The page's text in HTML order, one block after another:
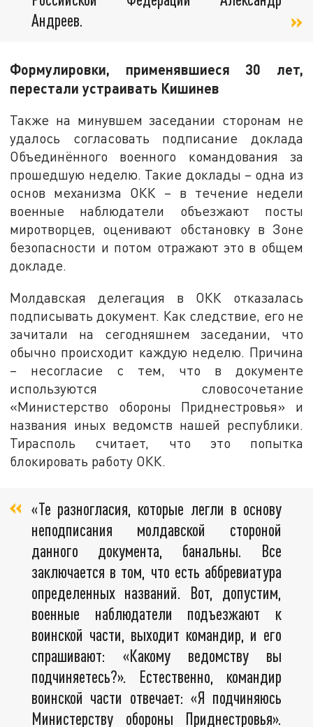
Андреев.
Формулировки, применявшиеся 30 лет,
перестали устраивать Кишинев
Также на минувшем заседании сторонам не
удалось согласовать подписание доклада
Объединённого военного командования за
прошедшую неделю. Такие доклады – одна из
основ механизма ОКК – в течение недели
военные наблюдатели объезжают посты
миротворцев, оценивают обстановку в Зоне
безопасности и потом отражают это в общем
докладе.
Молдавская делегация в ОКК отказалась
подписывать документ. Как следствие, его не
зачитали на сегодняшнем заседании, что
обычно происходит каждую неделю. Причина
– несогласие с тем, что в документе
используются словосочетание
«Министерство обороны Приднестровья» и
названия иных ведомств нашей республики.
Тирасполь считает, что это попытка
блокировать работу ОКК.
«Те разногласия, которые легли в основу
неподписания молдавской стороной
данного документа, банальны. Все
заключается в том, что есть аббревиатура
определенных названий. Вот, допустим,
военные наблюдатели подъезжают к
воинской части, выходит командир, и его
спрашивают: «Какому ведомству вы
подчиняетесь?». Естественно, командир
воинской части отвечает: «Я подчиняюсь
Министерству обороны Приднестровья».